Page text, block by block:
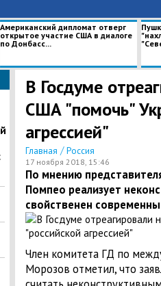
Американский дипломат отверг
открытое участие США в диалоге
по Донбасс...
В Госдуме
США "помочь"
агрессией"
Главная / Россия
17 ноября 2018, 15:46
По мнению
Помпео реализует
свойственен
Член комитета ГД по
Морозов отметил, что